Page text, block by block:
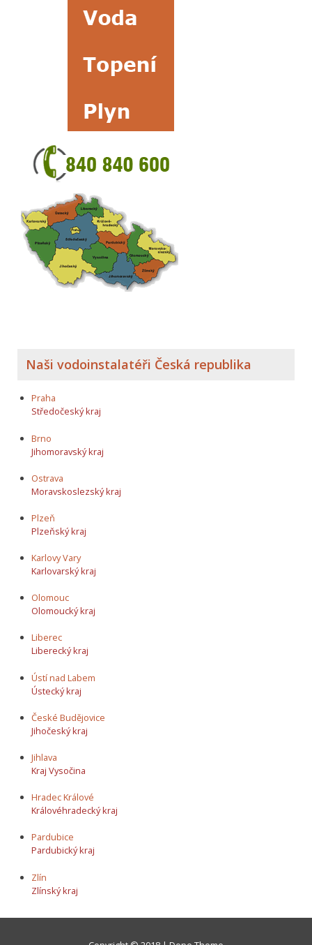
Naši vodoinstalatéři Česká republika
Praha
Středočeský kraj
Brno
Jihomoravský kraj
Ostrava
Moravskoslezský kraj
Plzeň
Plzeňský kraj
Karlovy Vary
Karlovarský kraj
Olomouc
Olomoucký kraj
Liberec
Liberecký kraj
Ústí nad Labem
Ústecký kraj
České Budějovice
Jihočeský kraj
Jihlava
Kraj Vysočina
Hradec Králové
Královéhradecký kraj
Pardubice
Pardubický kraj
Zlín
Zlínský kraj